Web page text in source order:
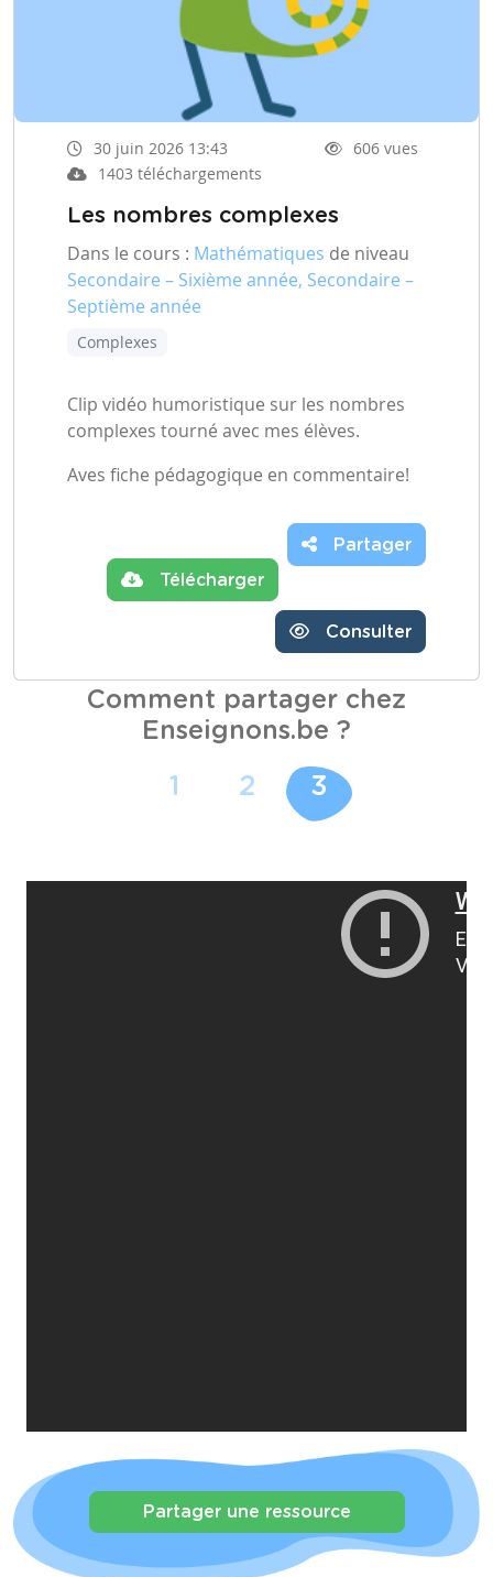
30 juin 2026 13:43
606 vues
1403 téléchargements
Les nombres complexes
Dans le cours : Mathématiques de niveau
Secondaire – Sixième année, Secondaire –
Septième année
Complexes
Clip vidéo humoristique sur les nombres
complexes tourné avec mes élèves.
Aves fiche pédagogique en commentaire!
Télécharger
Partager
Consulter
Comment partager chez
Enseignons.be ?
1 2 3
Partager une ressource